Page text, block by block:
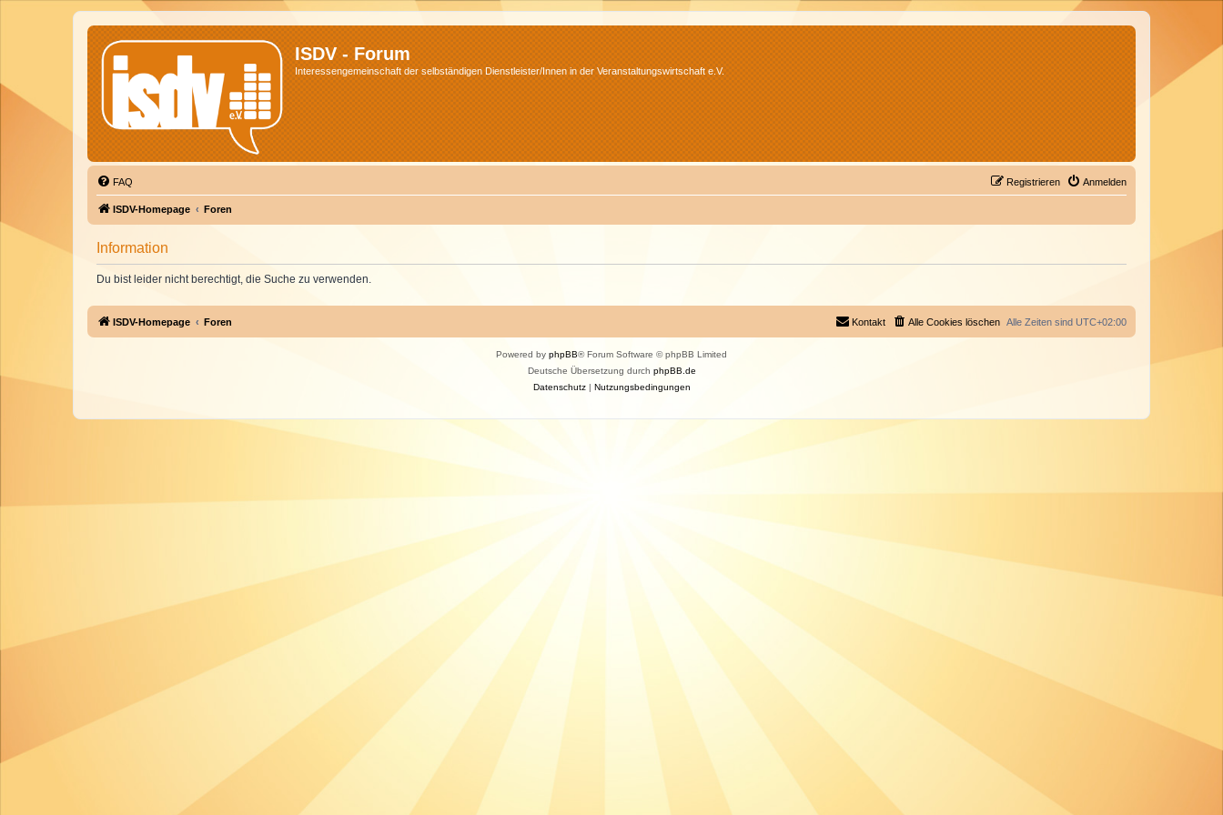
ISDV - Forum
Interessengemeinschaft der selbständigen Dienstleister/Innen in der Veranstaltungswirtschaft e.V.
FAQ Anmelden
Registrieren
ISDV-Homepage Foren
Information
Du bist leider nicht berechtigt, die Suche zu verwenden.
ISDV-Homepage Foren Alle Zeiten sind UTC+02:00
Alle Cookies löschen
Kontakt
Powered by phpBB® Forum Software © phpBB Limited
Deutsche Übersetzung durch phpBB.de
Datenschutz| Nutzungsbedingungen